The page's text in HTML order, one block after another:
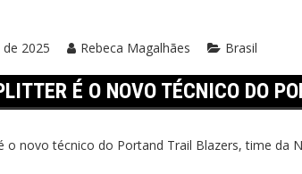
2025 Rebeca Magalhães Brasil
É O NOVO TÉCNICO DO